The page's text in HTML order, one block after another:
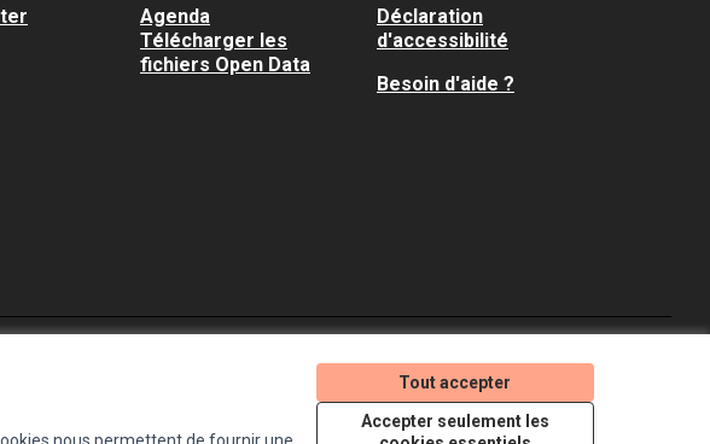
nous permettent de fournir une
Tout accepter
Accepter seulement les
Agenda
Télécharger les
fichiers Open Data
Déclaration
d'accessibilité
Besoin d'aide ?
(Lien externe)
(Lien externe)
(Lien externe)